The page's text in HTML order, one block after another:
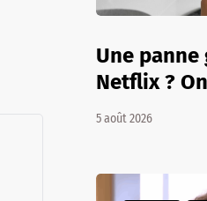
Une panne
Netflix ?
5 août 2026